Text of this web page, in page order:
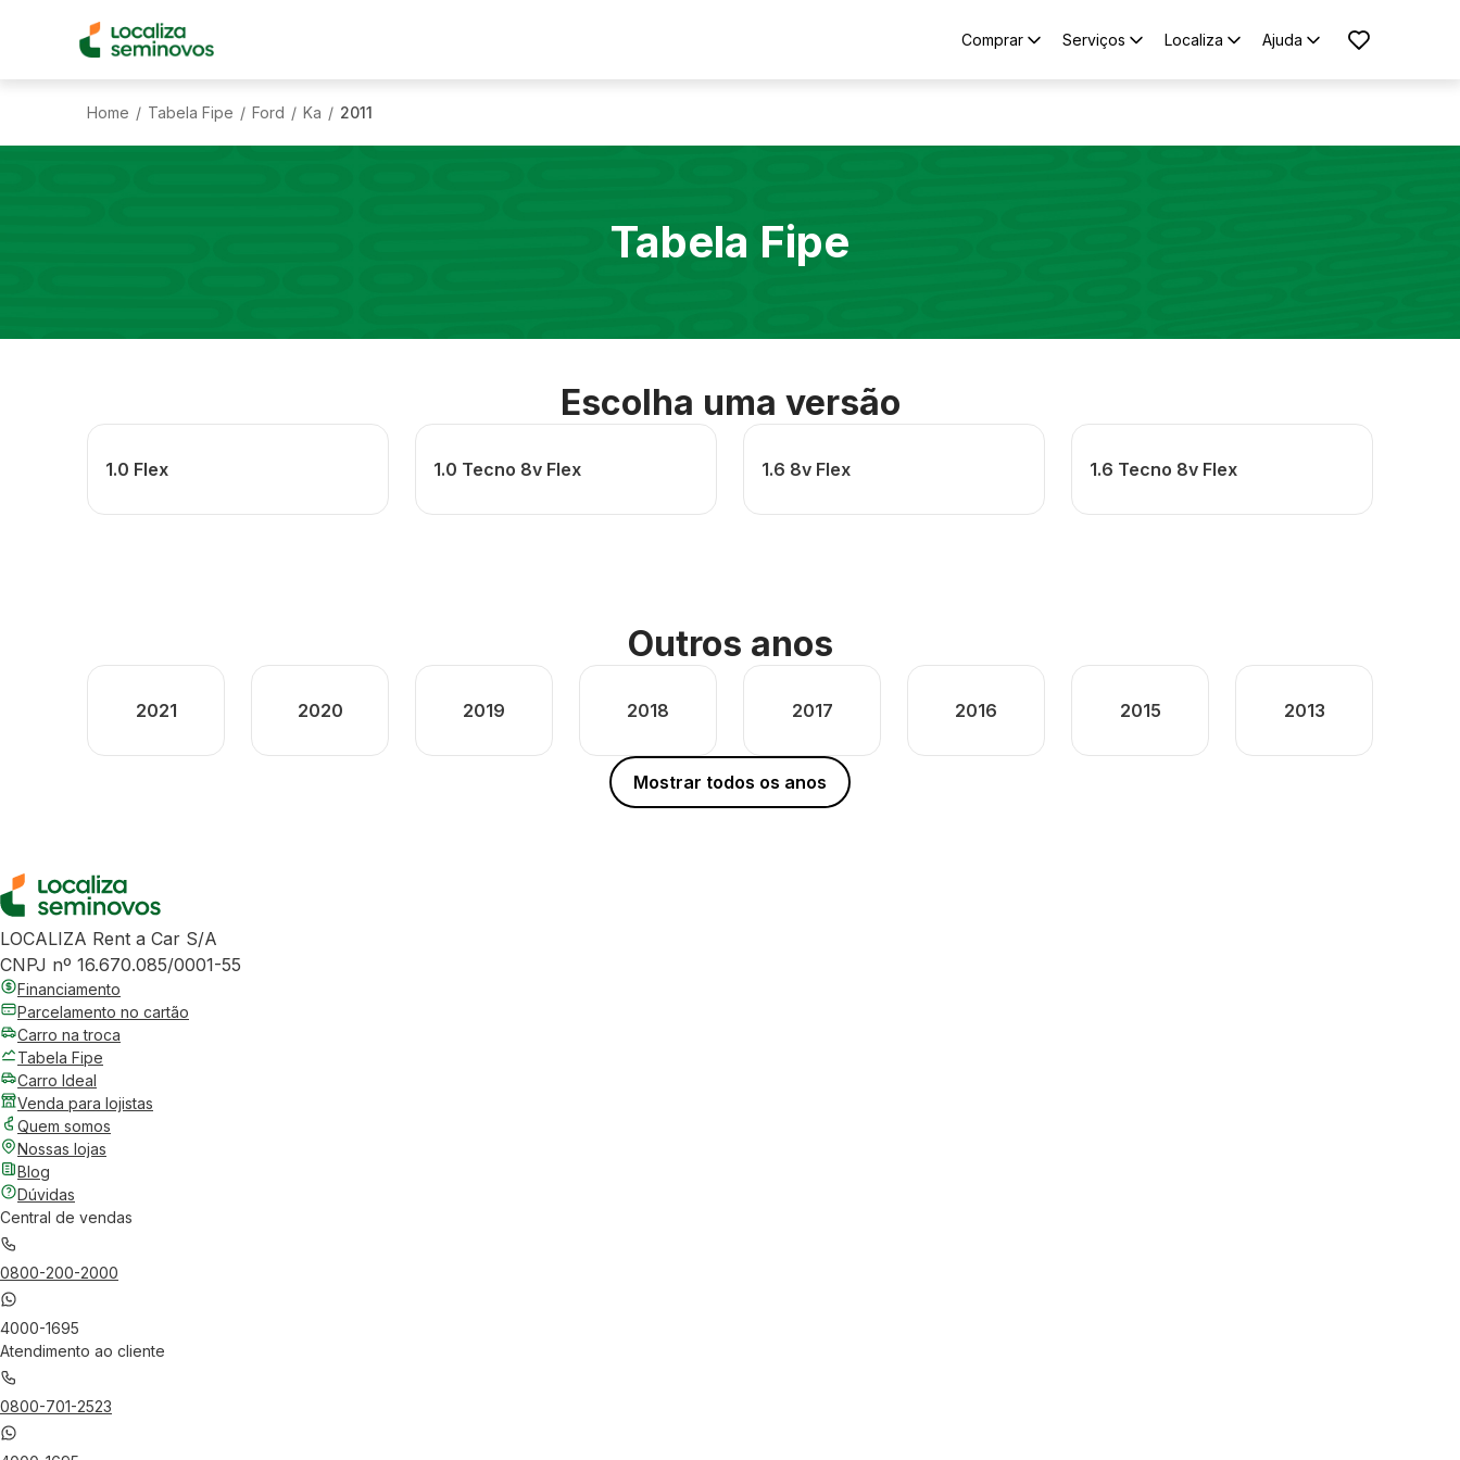
Comprar Serviços Localiza Ajuda
Home / Tabela Fipe / Ford / Ka / 2011
Tabela Fipe
Escolha uma versão
1.0 Flex 1.0 Tecno 8v Flex 1.6 8v Flex 1.6 Tecno 8v Flex
Outros anos
2021 2020 2019 2018 2017 2016 2015 2013
Mostrar todos os anos
LOCALIZA Rent a Car S/A
CNPJ nº 16.670.085/0001-55
Financiamento
Parcelamento no cartão
Carro na troca
Tabela Fipe
Carro Ideal
Venda para lojistas
Quem somos
Nossas lojas
Blog
Dúvidas
Central de vendas
0800-200-2000
4000-1695
Atendimento ao cliente
0800-701-2523